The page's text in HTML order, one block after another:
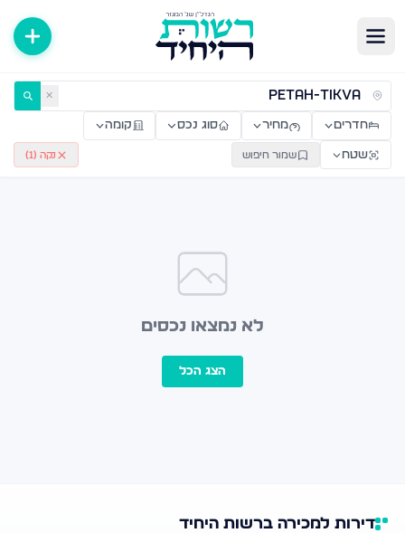
דירות למכירה ולהשכרה — רשות היחיד ✕
חדרים מחיר סוג נכס קומה
שטח שמור חיפוש נקה ( 1
)
לא נמצאו נכסים
הצג הכל
דירות למכירה ברשות היחיד